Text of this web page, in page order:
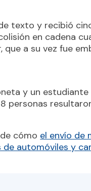
texto y recibió
en cadena
a su vez fue
y un estudiante
personas
cómo el envío de
automóviles y